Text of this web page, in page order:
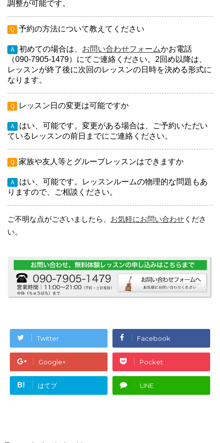
調整が可能です。
Ｑ 予約の方法について教えてください
Ａ 初めての場合は、 お問い合わせフォームかお電話
（090-7905-1479）にてご連絡ください。2回め以降は、
レッスンが終了後に次回のレッスンの日時を決める形式に
なります。
Ｑ レッスン日の変更は可能ですか
Ａ
はい、可能です。変更がある場合は、ご予約いただい
ているレッスンの前日までにご連絡ください。
Ｑ 家族や友人等とグループレッスンはできますか
Ａ
はい、可能です。レッスンルームの物理的な問題もあ
りますので、ご相談ください。
ご不明な点がございましたら、 お気軽にお問い合わせ くださ
い。
Twitter Facebook
Google+ Pocket
B! はてブ LINE